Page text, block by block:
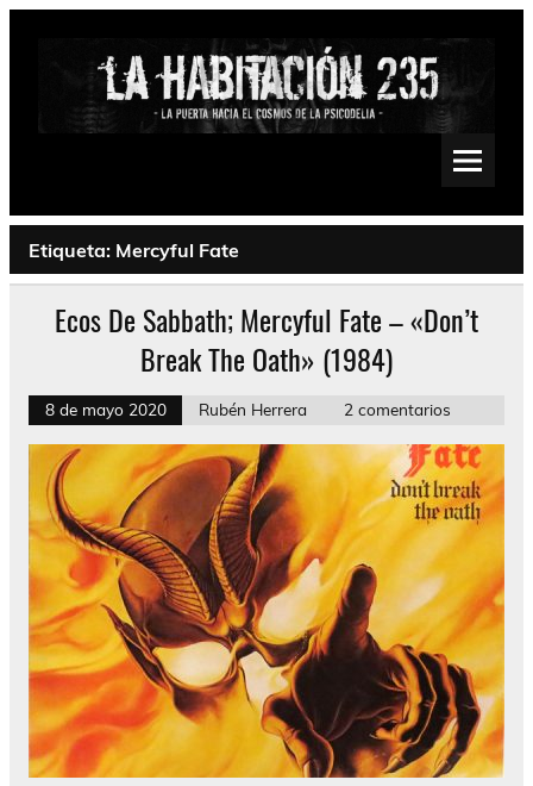
Saltar
Psychedelic, Stoner, Doom, Sludge, Fuzz, Space, Drone
Etiqueta: Mercyful Fate
Ecos De Sabbath; Mercyful Fate – «Don’t
Break The Oath» (1984)
8 de mayo 2020 Rubén Herrera 2 comentarios